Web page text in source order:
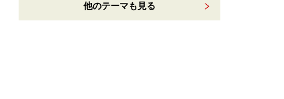
他のテーマも見る